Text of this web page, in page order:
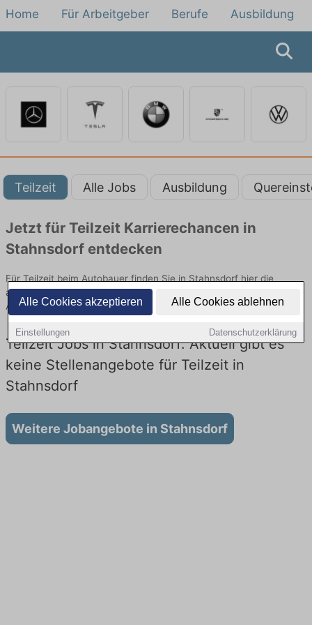
Alle Cookies akzeptieren Alle Cookies ablehnen
Einstellungen Datenschutzerklärung
Home Für Arbeitgeber Berufe Ausbildung
Teilzeit Alle Jobs Ausbildung
Jetzt für Teilzeit Karrierechancen in
Stahnsdorf entdecken
Für Teilzeit beim Autobauer finden Sie in Stahnsdorf hier die
aktuellsten Angebote. Entdecken Sie freie Optionen von Top-
Arbeitgebern und bewerben Sie sich noch heute.
Teilzeit Jobs in Stahnsdorf: Aktuell gibt es
keine Stellenangebote für Teilzeit in
Stahnsdorf
Weitere Jobangebote in Stahnsdorf